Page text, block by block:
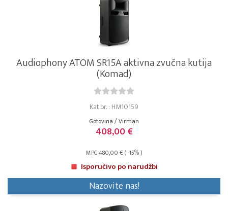
Audiophony ATOM SR15A aktivna zvučna kutija
(Komad)
Kat.br. : HM10159
Gotovina / Virman
408,00 €
MPC 480,00 € ( -15% )
Isporučivo po narudžbi
Nazovite nas!